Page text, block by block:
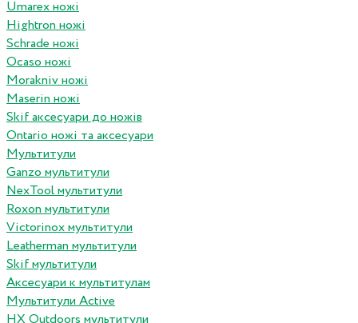
Umarex ножі
Hightron ножі
Schrade ножі
Ocaso ножі
Morakniv ножі
Maserin ножі
Skif аксесуари до ножів
Ontario ножі та аксесуари
Мультитули
Ganzo мультитули
NexTool мультитули
Roxon мультитули
Victorinox мультитули
Leatherman мультитули
Skif мультитули
Аксесуари к мультитулам
Мультитули Active